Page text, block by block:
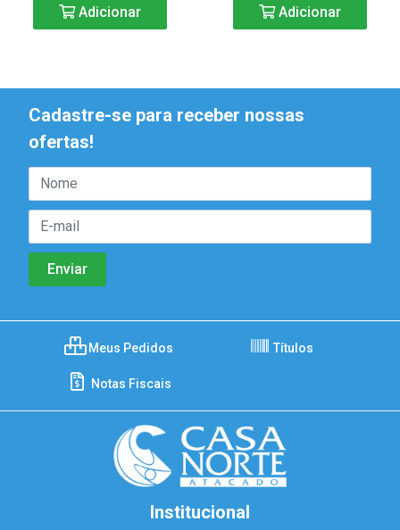
Adicionar Adicionar
Cadastre-se para receber nossas
ofertas!
Meus Pedidos Títulos
Notas Fiscais
Institucional